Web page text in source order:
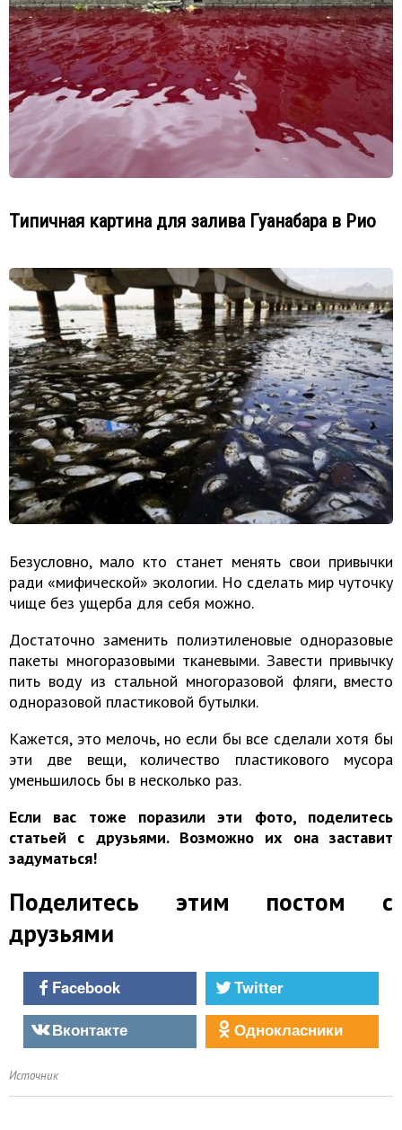
Типичная картина для залива Гуанабара в Рио
Безусловно, мало кто станет менять свои привычки
ради «мифической» экологии. Но сделать мир чуточку
чище без ущерба для себя можно.
Достаточно заменить полиэтиленовые одноразовые
пакеты многоразовыми тканевыми. Завести привычку
пить воду из стальной многоразовой фляги, вместо
одноразовой пластиковой бутылки.
Кажется, это мелочь, но если бы все сделали хотя бы
эти две вещи, количество пластикового мусора
уменьшилось бы в несколько раз.
Если вас тоже поразили эти фото, поделитесь
статьей с друзьями. Возможно их она заставит
задуматься!
Поделитесь этим постом с
друзьями
Facebook
Twitter
Вконтакте
Однокласники
Источник